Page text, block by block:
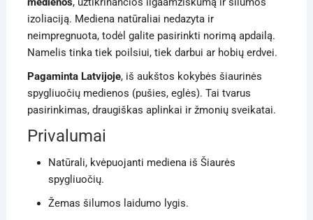
izoliaciją. Mediena natūraliai nedazyta ir
neimpregnuota, todėl galite pasirinkti norimą apdailą.
Namelis tinka tiek poilsiui, tiek darbui ar hobių erdvei.
Pagaminta Latvijoje, iš aukštos kokybės šiaurinės
spygliuočių medienos (pušies, eglės). Tai tvarus
pasirinkimas, draugiškas aplinkai ir žmonių sveikatai.
Privalumai
Natūrali, kvėpuojanti mediena iš Šiaurės
spygliuočių.
Žemas šilumos laidumo lygis.